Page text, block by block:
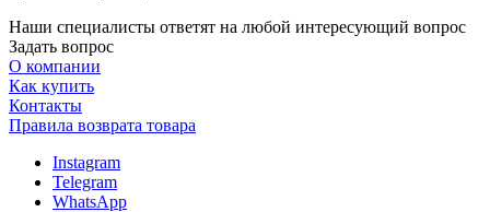
Наши специалисты ответят на любой интересующий вопрос
Задать вопрос
О компании
Как купить
Контакты
Правила возврата товара
Instagram
Telegram
WhatsApp